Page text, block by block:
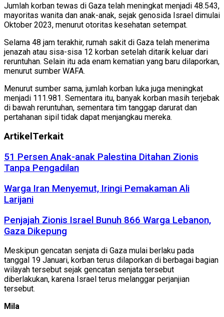
Jumlah korban tewas di Gaza telah meningkat menjadi 48.543,
mayoritas wanita dan anak-anak, sejak genosida Israel dimulai
Oktober 2023, menurut otoritas kesehatan setempat.
Selama 48 jam terakhir, rumah sakit di Gaza telah menerima
jenazah atau sisa-sisa 12 korban setelah ditarik keluar dari
reruntuhan. Selain itu ada enam kematian yang baru dilaporkan,
menurut sumber WAFA.
Menurut sumber sama, jumlah korban luka juga meningkat
menjadi 111.981. Sementara itu, banyak korban masih terjebak
di bawah reruntuhan, sementara tim tanggap darurat dan
pertahanan sipil tidak dapat menjangkau mereka.
Artikel Terkait
51 Persen Anak-anak Palestina Ditahan Zionis
Tanpa Pengadilan
Warga Iran Menyemut, Iringi Pemakaman Ali
Larijani
Penjajah Zionis Israel Bunuh 866 Warga Lebanon,
Gaza Dikepung
Meskipun gencatan senjata di Gaza mulai berlaku pada
tanggal 19 Januari, korban terus dilaporkan di berbagai bagian
wilayah tersebut sejak gencatan senjata tersebut
diberlakukan, karena Israel terus melanggar perjanjian
tersebut.
Mila